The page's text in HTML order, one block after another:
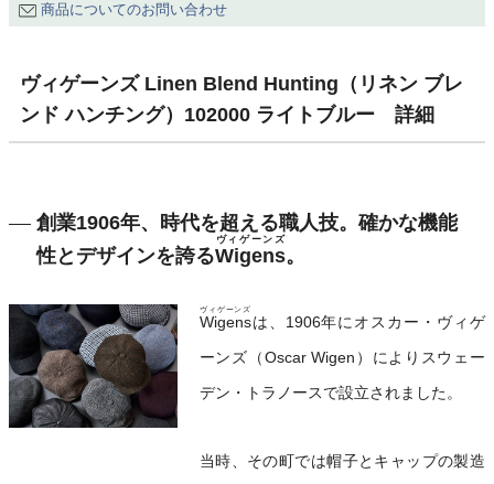
商品についてのお問い合わせ
ヴィゲーンズ Linen Blend Hunting（リネン ブレ
ンド ハンチング）102000 ライトブルー 詳細
創業1906年、時代を超える職人技。確かな機能
性とデザインを誇るWigens
ヴィゲーンズ
。
Wigens
ヴィゲーンズ
は、1906年にオスカー・ヴィゲ
ーンズ（Oscar Wigen）によりスウェー
デン・トラノースで設立されました。
当時、その町では帽子とキャップの製造